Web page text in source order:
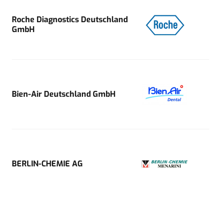
Roche Diagnostics Deutschland
GmbH
Bien-Air Deutschland GmbH
BERLIN-CHEMIE AG